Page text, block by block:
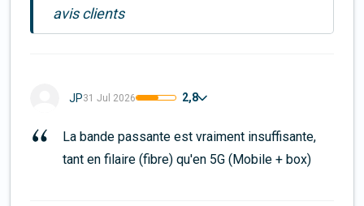
avis clients
JP31 Jul 2026 2,8
La bande passante est vraiment insuffisante,
tant en filaire (fibre) qu'en 5G (Mobile + box)